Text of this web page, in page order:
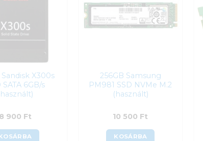
Sandisk X300s
SATA 6GB/s
8 900 Ft
256GB Samsung
PM981 SSD NVMe M.2
(használt)
10 500 Ft
KOSÁRBA